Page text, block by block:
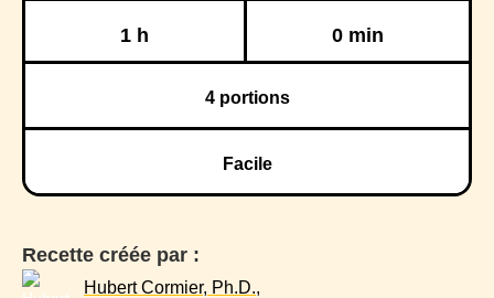
1 h 0 min
4portions
Facile
Recette créée par :
Hubert Cormier, Ph.D.,